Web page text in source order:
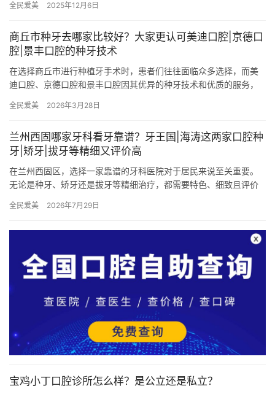
的收费…
全民爱美 2025年12月6日
商丘市种牙去哪家比较好？大家更认可美迪口腔|京德口
腔|景丰口腔的种牙技术
在选择商丘市进行种植牙手术时，患者们往往面临众多选择，而美
迪口腔、京德口腔和景丰口腔因其优异的种牙技术和优质的服务，
口腔…
全民爱美 2026年3月28日
兰州西固哪家牙科看牙靠谱？牙王国|海涛这两家口腔种
牙|矫牙|拔牙等精细又评价高
在兰州西固区，选择一家靠谱的牙科医院对于居民来说至关重要。
无论是种牙、矫牙还是拔牙等精细治疗，都需要特色、细致且评价
性和高…
全民爱美 2026年7月29日
宝鸡小丁口腔诊所怎么样？是公立还是私立？